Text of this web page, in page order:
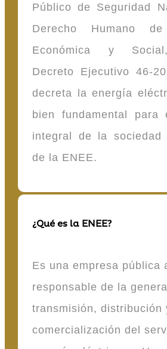
Público de Seguridad
Derecho Humano de
Económica y
Decreto Ejecutivo 46-
decreta la energía
bien fundamental para
integral de la sociedad
de la ENEE.
¿Qué es la ENEE?
Es una empresa pública
responsable de la
transmisión, distribución
comercialización del